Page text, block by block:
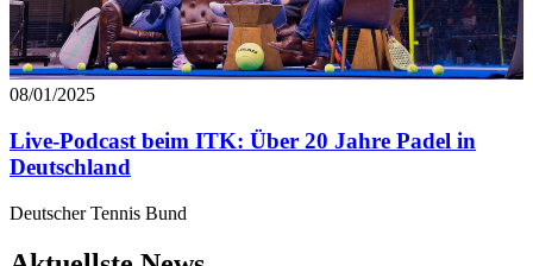
08/01/2025
Live-Podcast beim ITK: Über 20 Jahre Padel in
Deutschland
Deutscher Tennis Bund